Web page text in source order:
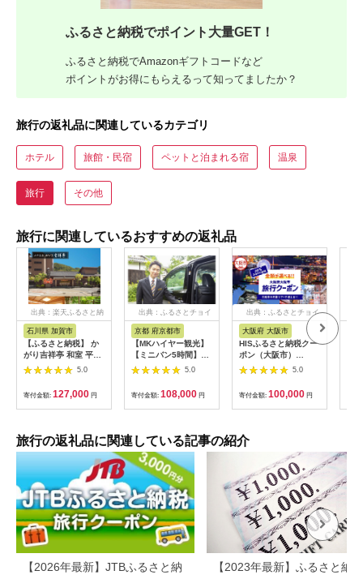
ふるさと納税でポイント大量GET！
ふるさと納税でAmazonギフトコードなど
ポイントがお得にもらえるって知ってましたか？
旅行の返礼品に関連しているカテゴリ
ホテル 旅館・民宿 ペットと泊まれる宿 温泉
旅行 その他
旅行に関連しているおすすめの返礼品
出典：楽天ふるさと納
石川県 加賀市
【ふるさと納税】 か
がり吉祥亭 和室 平日
限定 ペア宿泊券 1泊2
食付 2名 ペア 食事付
温泉 宿泊券 旅行 トラ
ベル 宿泊 宿泊施設 宿
レジャー F6P-0991
5.0
寄付金額: 127,000 円
出典：ふるさとチョイ
京都 府京都市
【MKハイヤー観光】
【ミニバン5時間】ド
ライバーとめぐるとっ
ておきの京都観光（3
／21-6／20・10／1-
11／30）
5.0
寄付金額: 108,000 円
出典：ふるさとチョイ
大阪府 大阪市
HISふるさと納税クー
ポン（大阪市）
30,000円分_OS039-
5.0
寄付金額: 100,000 円
旅行の返礼品に関連している記事の紹介
【2026年最新】JTBふるさと納
【2023年最新】ふるさと納